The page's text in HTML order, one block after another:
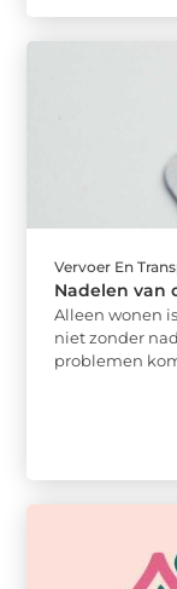
Vervoer En
Nadelen van
Alleen wonen
niet zonder
problemen